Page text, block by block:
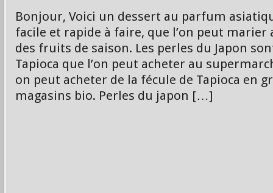
Bonjour, Voici un dessert au parfum
facile et rapide à faire, que l’on peut marier
des fruits de saison. Les perles du Japon
Tapioca que l’on peut acheter au
on peut acheter de la fécule de Tapioca en
magasins bio. Perles du japon […]